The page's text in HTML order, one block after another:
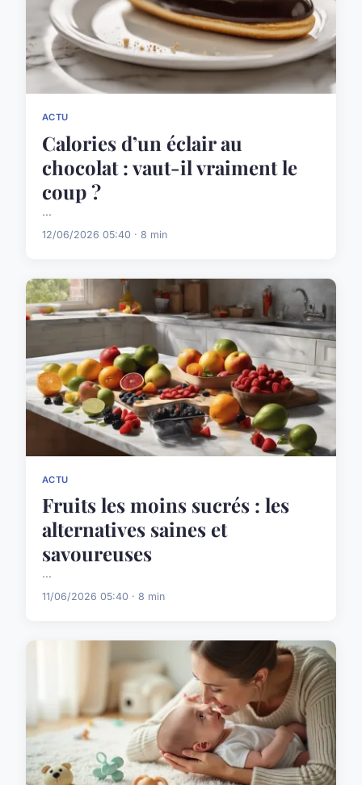
ACTU
Calories d’un éclair au
chocolat : vaut-il vraiment le
coup ?
...
12/06/2026 05:40 · 8 min
ACTU
Fruits les moins sucrés : les
alternatives saines et
savoureuses
...
11/06/2026 05:40 · 8 min